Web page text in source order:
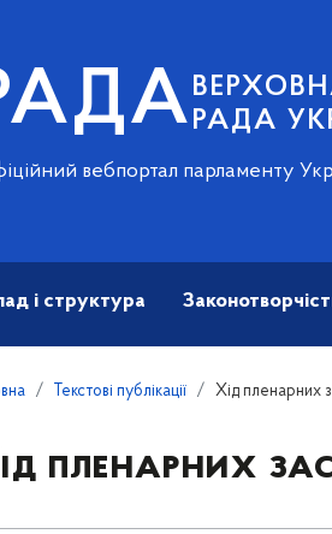
РАДА
вебпортал парламенту
і структура
Текстові публікації Хід пленарних
пленарних